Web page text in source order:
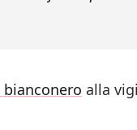
bianconero alla